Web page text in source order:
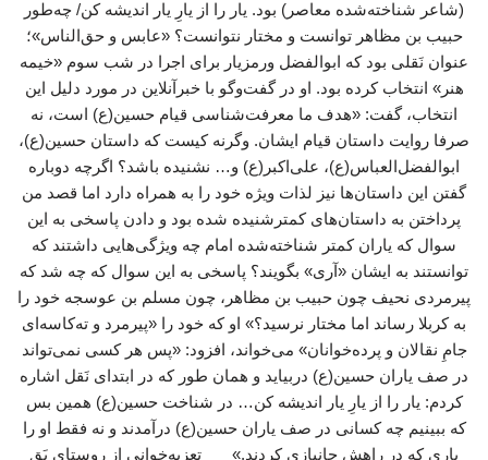
(شاعر شناخته‌شده معاصر) بود. یار را از یارِ یار اندیشه کن/ چه‌طور
حبیب بن مظاهر توانست و مختار نتوانست؟ «عابس و حق‌الناس»؛
عنوان نَقلی بود که ابوالفضل ورمزیار برای اجرا در شب سوم «خیمه
هنر» انتخاب کرده بود. او در گفت‌وگو با خبرآنلاین در مورد دلیل این
انتخاب، گفت: «هدف ما معرفت‌شناسی قیام حسین(ع) است، نه
صرفا روایت داستان قیام ایشان. وگرنه کیست که داستان حسین(ع)،
ابوالفضل‌العباس(ع)، علی‌اکبر(ع) و… نشنیده باشد؟ اگرچه دوباره
گفتن این داستان‌ها نیز لذات ویژه خود را به همراه دارد اما قصد من
پرداختن به داستان‌های کمترشنیده شده بود و دادن پاسخی به این
سوال که یاران کمتر شناخته‌شده امام چه ویژگی‌هایی داشتند که
توانستند به ایشان «آری» بگویند؟ پاسخی به این سوال که چه شد که
پیرمردی نحیف چون حبیب بن مظاهر، چون مسلم بن عوسجه خود را
به کربلا رساند اما مختار نرسید؟» او که خود را «پیرمرد و ته‌کاسه‌ای
جامِ نقالان و پرده‌خوانان» می‌خواند، افزود: «پس هر کسی نمی‌تواند
در صف یاران حسین(ع) دربیاید و همان ‌طور که در ابتدای نَقل اشاره
کردم: یار را از یارِ یار اندیشه کن… در شناخت حسین(ع) همین بس
که ببینیم چه کسانی در صف یاران حسین(ع) درآمدند و نه فقط او را
یاری که در راهش جانبازی کردند.» تعزیه‌خوانی از روستای بَقِ